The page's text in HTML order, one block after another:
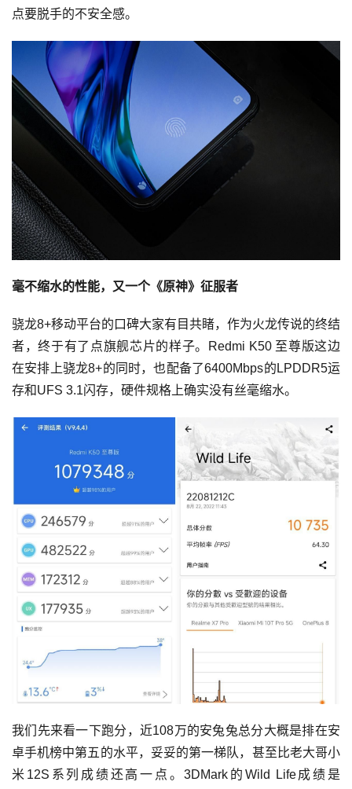
点要脱手的不安全感。
毫不缩水的性能，又一个《原神》征服者
骁龙8+移动平台的口碑大家有目共睹，作为火龙传说的终结
者，终于有了点旗舰芯片的样子。Redmi K50 至尊版这边
在安排上骁龙8+的同时，也配备了6400Mbps的LPDDR5运
存和UFS 3.1闪存，硬件规格上确实没有丝毫缩水。
我们先来看一下跑分，近108万的安兔兔总分大概是排在安
卓手机榜中第五的水平，妥妥的第一梯队，甚至比老大哥小
米12S系列成绩还高一点。3DMark的Wild Life成绩是